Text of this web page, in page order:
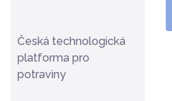
Česká technologická
platforma pro
potraviny